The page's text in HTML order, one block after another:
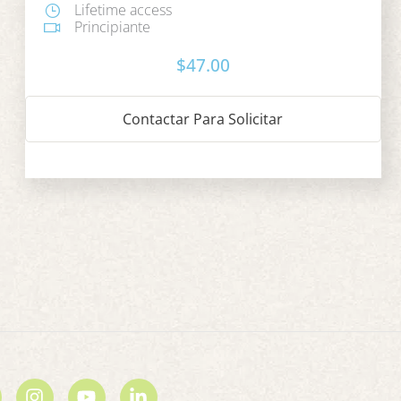
Lifetime access
Principiante
$47.00
Contactar Para Solicitar
I Y L